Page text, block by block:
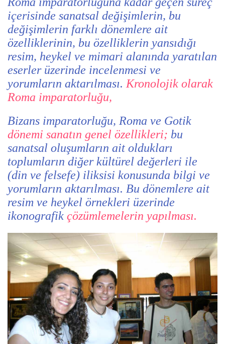
içerisinde sanatsal değişimlerin, bu
değişimlerin farklı dönemlere ait
özelliklerinin, bu özelliklerin yansıdığı
resim, heykel ve mimari alanında yaratılan
eserler üzerinde incelenmesi ve
yorumların aktarılması. Kronolojik olarak
Roma imparatorluğu,
Bizans imparatorluğu, Roma ve Gotik
dönemi sanatın genel özellikleri; bu
sanatsal oluşumların ait oldukları
toplumların diğer kültürel değerleri ile
(din ve felsefe) iliksisi konusunda bilgi ve
yorumların aktarılması. Bu dönemlere ait
resim ve heykel örnekleri üzerinde
ikonografik çözümlemelerin yapılması.